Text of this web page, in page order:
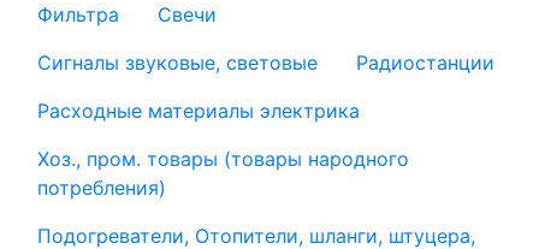
Фильтра
Свечи
Сигналы звуковые, световые
Радиостанции
Расходные материалы электрика
Хоз., пром. товары (товары народного
потребления)
Подогреватели, Отопители, шланги, штуцера,